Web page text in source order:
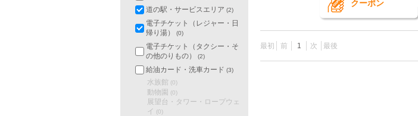
クーポン
最初 前 1 次 最後
道の駅・サービスエリア (2)
電子チケット（レジャー・日
帰り湯）
(0)
電子チケット（タクシー・そ
の他のりもの）
(2)
給油カード・洗車カード (3)
水族館 (0)
動物園 (0)
展望台・タワー・ロープウェ
イ
(0)